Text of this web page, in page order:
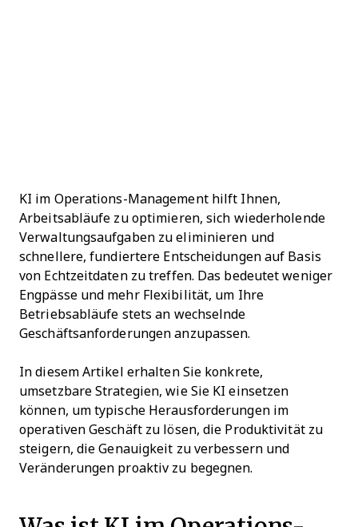
KI im Operations-Management hilft Ihnen,
Arbeitsabläufe zu optimieren, sich wiederholende
Verwaltungsaufgaben zu eliminieren und
schnellere, fundiertere Entscheidungen auf Basis
von Echtzeitdaten zu treffen. Das bedeutet weniger
Engpässe und mehr Flexibilität, um Ihre
Betriebsabläufe stets an wechselnde
Geschäftsanforderungen anzupassen.
In diesem Artikel erhalten Sie konkrete,
umsetzbare Strategien, wie Sie KI einsetzen
können, um typische Herausforderungen im
operativen Geschäft zu lösen, die Produktivität zu
steigern, die Genauigkeit zu verbessern und
Veränderungen proaktiv zu begegnen.